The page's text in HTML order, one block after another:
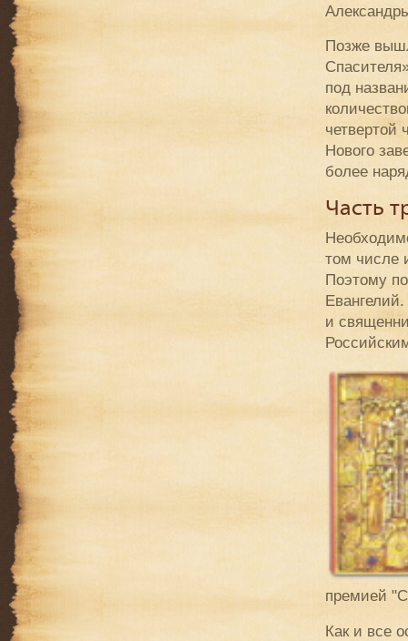
Позже
под
четвертой
Нового
более
Часть
том числе
Поэтому
и
премией
Как и все